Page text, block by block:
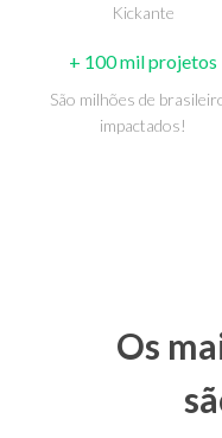
Kickante
+ 100 mil projetos
São milhões de
impactados!
Os